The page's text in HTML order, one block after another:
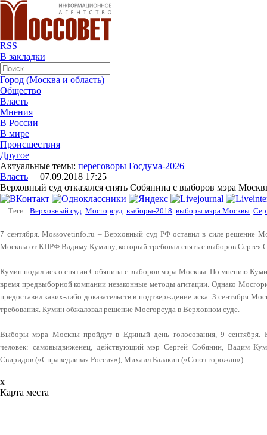
RSS
В закладки
Город (Москва и область)
Общество
Власть
Мнения
В России
В мире
Происшествия
Другое
Актуальные темы: переговоры Госдума-2026
Власть 07.09.2018 17:25
Верховный суд отказался снять Собянина с выборов мэра
Теги: Верховный суд Мосгорсуд выборы-2018 выборы мэра Москвы
7 сентября. Mossovetinfo.ru – Верховный суд РФ оставил в силе решение
Москвы от КПРФ Вадиму Кумину, который требовал снять с выборов Сергея
Кумин подал иск о снятии Собянина с выборов мэра Москвы. По мнению
время предвыборной компании незаконные методы агитации. Однако
предоставил каких-либо доказательств в подтверждение иска. 3 сентября
требования. Кумин обжаловал решение Мосгорсуда в Верховном суде.
Выборы мэра Москвы пройдут в Единый день голосования, 9 сентября.
человек: самовыдвиженец, действующий мэр Сергей Собянин, Вадим
Свиридов («Справедливая Россия»), Михаил Балакин («Союз горожан»).
x
Карта места